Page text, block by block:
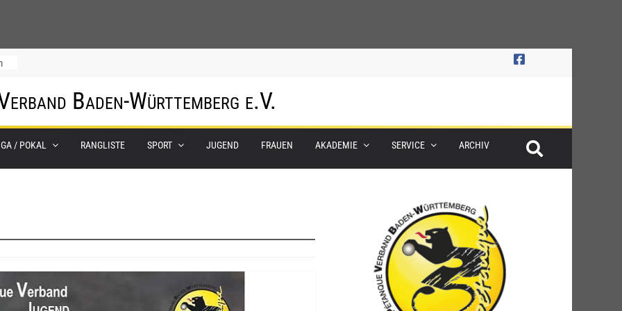
Baden-Württemberg e.V.
/ POKAL RANGLISTE SPORT JUGEND FRAUEN AKADEMIE SERVICE ARCHIV